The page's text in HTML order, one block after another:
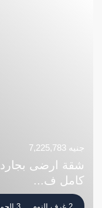
جنيه 7,225,783
شقة ارضى
كامل ف...